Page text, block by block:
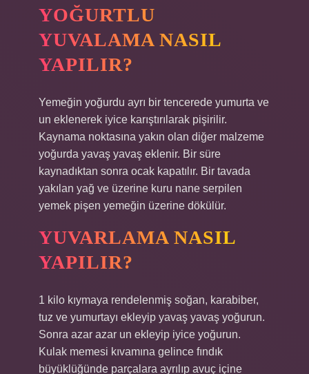
YOĞURTLU
YUVALAMA NASIL
YAPILIR?
Yemeğin yoğurdu ayrı bir tencerede yumurta ve
un eklenerek iyice karıştırılarak pişirilir.
Kaynama noktasına yakın olan diğer malzeme
yoğurda yavaş yavaş eklenir. Bir süre
kaynadıktan sonra ocak kapatılır. Bir tavada
yakılan yağ ve üzerine kuru nane serpilen
yemek pişen yemeğin üzerine dökülür.
YUVARLAMA NASIL
YAPILIR?
1 kilo kıymaya rendelenmiş soğan, karabiber,
tuz ve yumurtayı ekleyip yavaş yavaş yoğurun.
Sonra azar azar un ekleyip iyice yoğurun.
Kulak memesi kıvamına gelince fındık
büyüklüğünde parçalara ayrılıp avuç içine